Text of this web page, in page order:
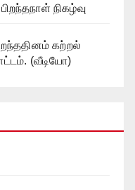
நிகழ்வு
கற்றல்
(வீடியோ)